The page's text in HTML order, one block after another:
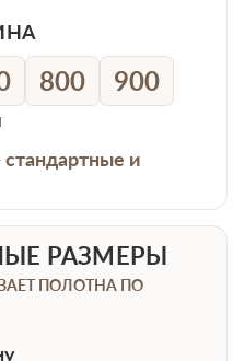
800 900
стандартные и
РАЗМЕРЫ
ПОЛОТНА ПО